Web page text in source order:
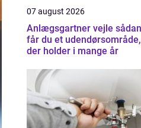
07 august 2026
Anlægsgartner vejle sådan
får du et udendørsområde,
der holder i mange år